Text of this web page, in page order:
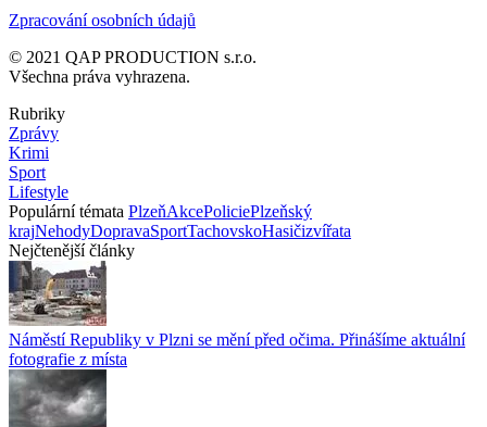
Zpracování osobních údajů
© 2021 QAP PRODUCTION s.r.o.
Všechna práva vyhrazena.
Rubriky
Zprávy
Krimi
Sport
Lifestyle
Populární témata PlzeňAkcePoliciePlzeňský
krajNehodyDopravaSportTachovskoHasičizvířata
Nejčtenější články
Náměstí Republiky v Plzni se mění před očima. Přinášíme aktuální
fotografie z místa